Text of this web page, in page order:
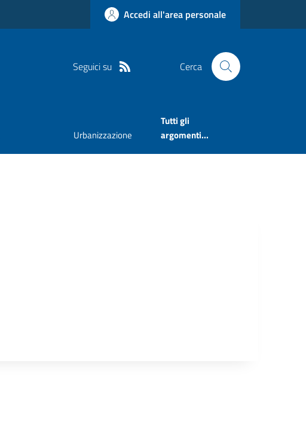
Accedi all'area personale
Seguici su Cerca
Urbanizzazione
Tutti gli
argomenti...